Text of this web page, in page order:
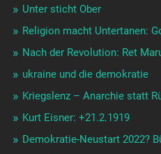
Unter sticht Ober
Religion macht Untertanen:
Nach der Revolution: Ret
ukraine und die demokratie
Kriegslenz – Anarchie statt
Kurt Eisner: +21.2.1919
Demokratie-Neustart 2022?